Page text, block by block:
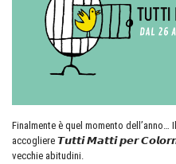
Finalmente è quel momento
accogliere 𝙏𝙪𝙩𝙩𝙞 𝙈𝙖𝙩𝙩𝙞 𝙥𝙚𝙧
vecchie abitudini.